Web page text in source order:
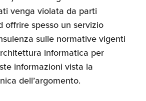
venga violata da parti
offrire spesso un servizio
sulle normative vigenti
informatica per
informazioni vista la
dell’argomento.